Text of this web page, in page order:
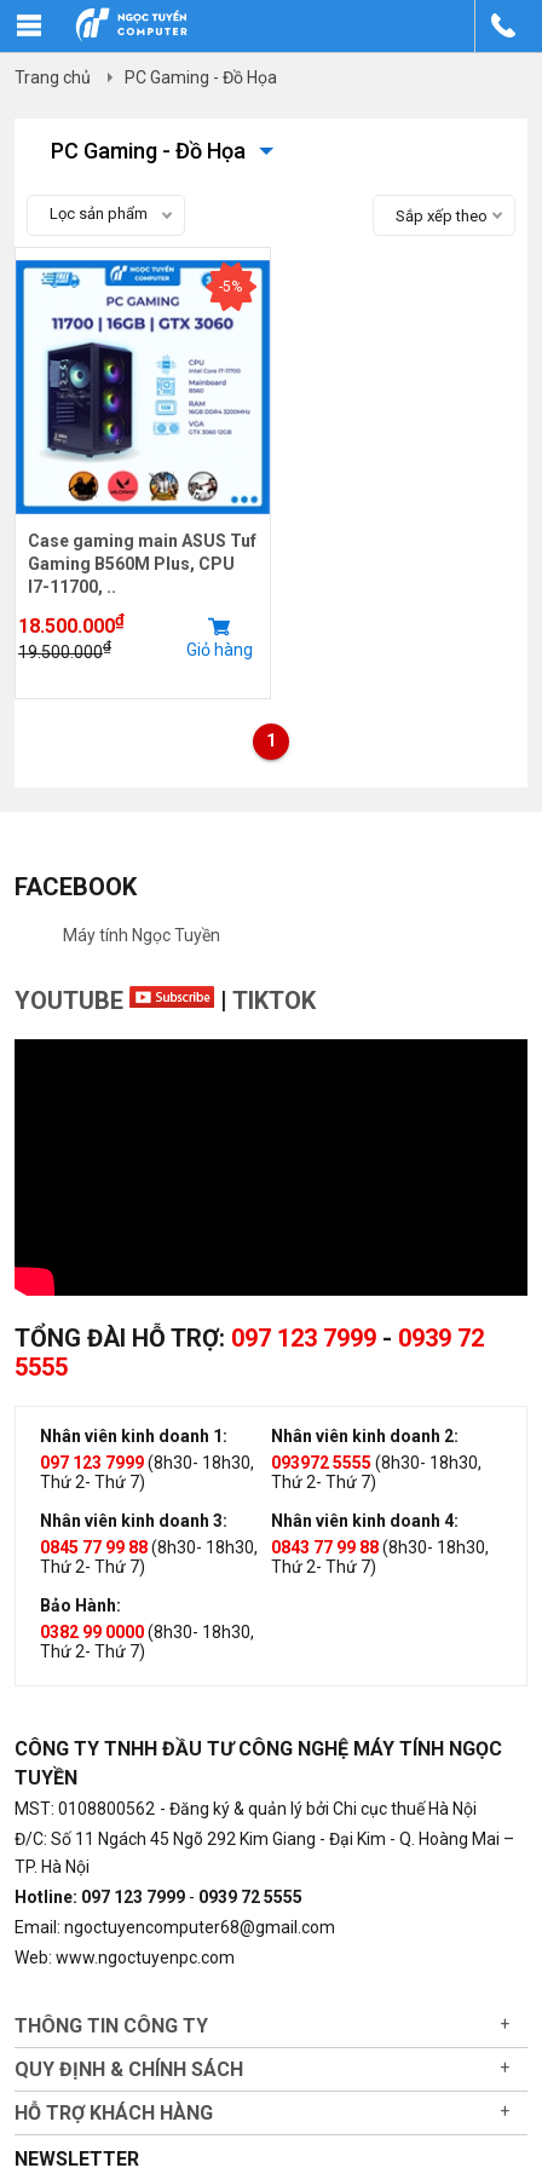
Trang chủ PC Gaming - Đồ Họa
PC Gaming - Đồ Họa
Lọc sản phẩm Sắp xếp theo
-5%
Case gaming main ASUS Tuf
Gaming B560M Plus, CPU
I7-11700, ..
18.500.000₫
19.500.000₫ Giỏ hàng
1
FACEBOOK
Máy tính Ngọc Tuyền
YOUTUBE | TIKTOK
TỔNG ĐÀI HỖ TRỢ: 097 123 7999 - 0939 72
5555
Nhân viên kinh doanh 1:
097 123 7999(8h30- 18h30,
Thứ 2- Thứ 7)
Nhân viên kinh doanh 2:
093972 5555 (8h30- 18h30,
Thứ 2- Thứ 7)
Nhân viên kinh doanh 3:
0845 77 99 88(8h30- 18h30,
Thứ 2- Thứ 7)
Nhân viên kinh doanh 4:
0843 77 99 88(8h30- 18h30,
Thứ 2- Thứ 7)
Bảo Hành:
0382 99 0000(8h30- 18h30,
Thứ 2- Thứ 7)
CÔNG TY TNHH ĐẦU TƯ CÔNG NGHỆ MÁY TÍNH NGỌC
TUYỀN
MST: 0108800562 - Đăng ký & quản lý bởi Chi cục thuế Hà Nội
Đ/C: Số 11 Ngách 45 Ngõ 292 Kim Giang - Đại Kim - Q. Hoàng Mai –
TP. Hà Nội
Hotline: 097 123 7999 - 0939 72 5555
Email: ngoctuyencomputer68@gmail.com
Web: www.ngoctuyenpc.com
THÔNG TIN CÔNG TY +
QUY ĐỊNH & CHÍNH SÁCH +
HỖ TRỢ KHÁCH HÀNG +
NEWSLETTER